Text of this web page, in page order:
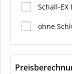
Schall-
ohne